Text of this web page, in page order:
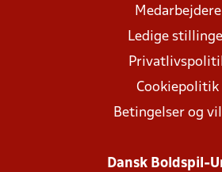
Medarbejdere
Ledige
Cookiepolitik
Betingelser og
Dansk Boldspil-